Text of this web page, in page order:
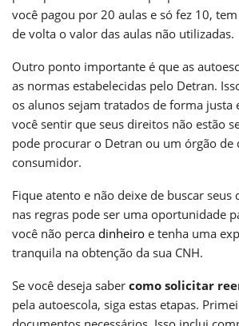
você pagou por 20 aulas e só fez 10,
de volta o valor das aulas não utilizadas.
Outro ponto importante é que as
as normas estabelecidas pelo Detran.
os alunos sejam tratados de forma justa
você sentir que seus direitos não estão
pode procurar o Detran ou um órgão de
consumidor.
Fique atento e não deixe de buscar seus
nas regras pode ser uma oportunidade
você não perca dinheiro e tenha uma
tranquila na obtenção da sua CNH.
Se você deseja saber como solicitar
pela autoescola, siga estas etapas.